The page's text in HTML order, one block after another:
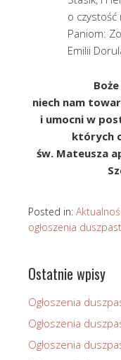
o czystość
Paniom:
Emilii
niech nam
i umocni w
których
św. Mateusza
Posted in:
ogłoszenia
Ostatnie wpisy
Ogłoszenia
Ogłoszenia
Ogłoszenia